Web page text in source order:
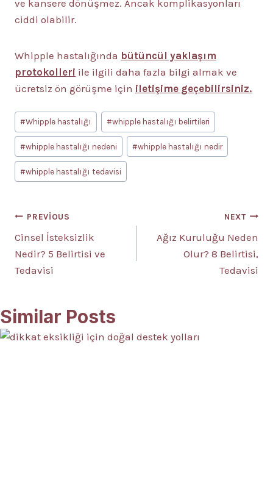
ve kansere dönüşmez. Ancak komplikasyonları
ciddi olabilir.
Whipple hastalığında bütüncül yaklaşım
protokolleri ile ilgili daha fazla bilgi almak ve
ücretsiz ön görüşme için iletişime geçebilirsiniz.
Post
Tags:
#Whipple hastalığı #whipple hastalığı belirtileri
#whipple hastalığı nedeni #whipple hastalığı nedir
#whipple hastalığı tedavisi
Yazı
gezinmesi
PREVIOUS
Cinsel İsteksizlik
Nedir? 5 Belirtisi ve
Tedavisi
NEXT
Ağız Kuruluğu Neden
Olur? 8 Belirtisi,
Tedavisi
Similar Posts